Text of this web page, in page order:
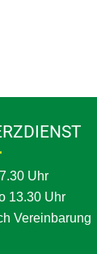
Uhr
13.30 Uhr
Vereinbarung